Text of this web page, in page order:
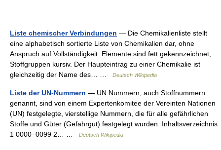
Liste chemischer Verbindungen — Die Chemikalienliste stellt
eine alphabetisch sortierte Liste von Chemikalien dar, ohne
Anspruch auf Vollständigkeit. Elemente sind fett gekennzeichnet,
Stoffgruppen kursiv. Der Haupteintrag zu einer Chemikalie ist
gleichzeitig der Name des… …
Deutsch Wikipedia
Liste der UN-Nummern — UN Nummern, auch Stoffnummern
genannt, sind von einem Expertenkomitee der Vereinten Nationen
(UN) festgelegte, vierstellige Nummern, die für alle gefährlichen
Stoffe und Güter (Gefahrgut) festgelegt wurden. Inhaltsverzeichnis
1 0000–0099 2… …
Deutsch Wikipedia